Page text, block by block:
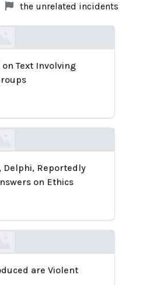
the unrelated incidents
on Text Involving
Delphi, Reportedly
on Ethics
are Violent